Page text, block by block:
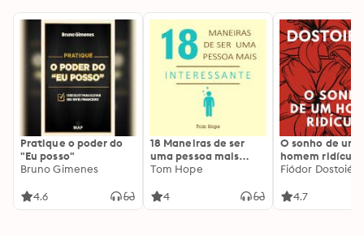
Pratique o poder do
"Eu posso"
Bruno Gimenes
4.6
18 Maneiras de ser
uma pessoa mais
interessante
Tom Hope
4
O sonho de um
homem ridículo
Fiódor
4.7